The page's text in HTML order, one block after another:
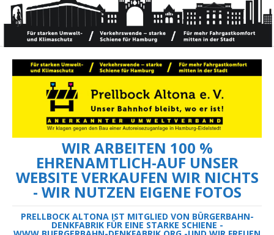
WIR ARBEITEN 100 %
EHRENAMTLICH-AUF UNSER
WEBSITE VERKAUFEN WIR NICHTS
- WIR NUTZEN EIGENE FOTOS
PRELLBOCK ALTONA IST MITGLIED VON BÜRGERBAHN-
DENKFABRIK FÜR EINE STARKE SCHIENE -